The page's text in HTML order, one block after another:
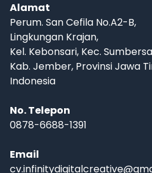
Alamat
Perum. San Cefila No.A2-B,
Lingkungan Krajan,
Kel. Kebonsari, Kec.
Kab. Jember, Provinsi Jawa
Indonesia
No. Telepon
0878-6688-1391
Email